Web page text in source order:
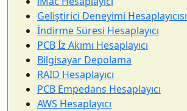
Geliştirici Deneyimi Hesaplayıcısı
İndirme Süresi Hesaplayıcı
PCB İz Akımı Hesaplayıcı
Bilgisayar Depolama
RAID Hesaplayıcı
PCB Empedans Hesaplayıcı
AWS Hesaplayıcı